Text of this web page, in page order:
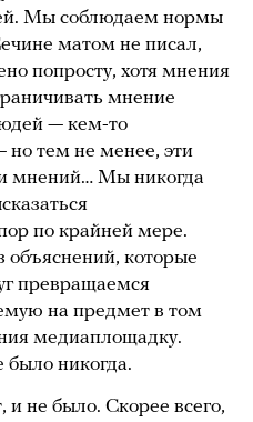
Мы соблюдаем нормы
матом не писал,
попросту, хотя мнения
мнение
— кем-то
тем не менее, эти
мнений… Мы никогда
по крайней мере.
объяснений, которые
превращаемся
на предмет в том
медиаплощадку.
было никогда.
и не было. Скорее всего,